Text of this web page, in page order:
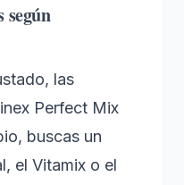
según
las
Perfect Mix
buscas un
el Vitamix o el